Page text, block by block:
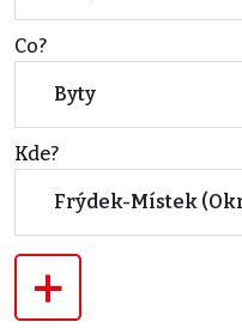
Co?
Byty
Kde?
+